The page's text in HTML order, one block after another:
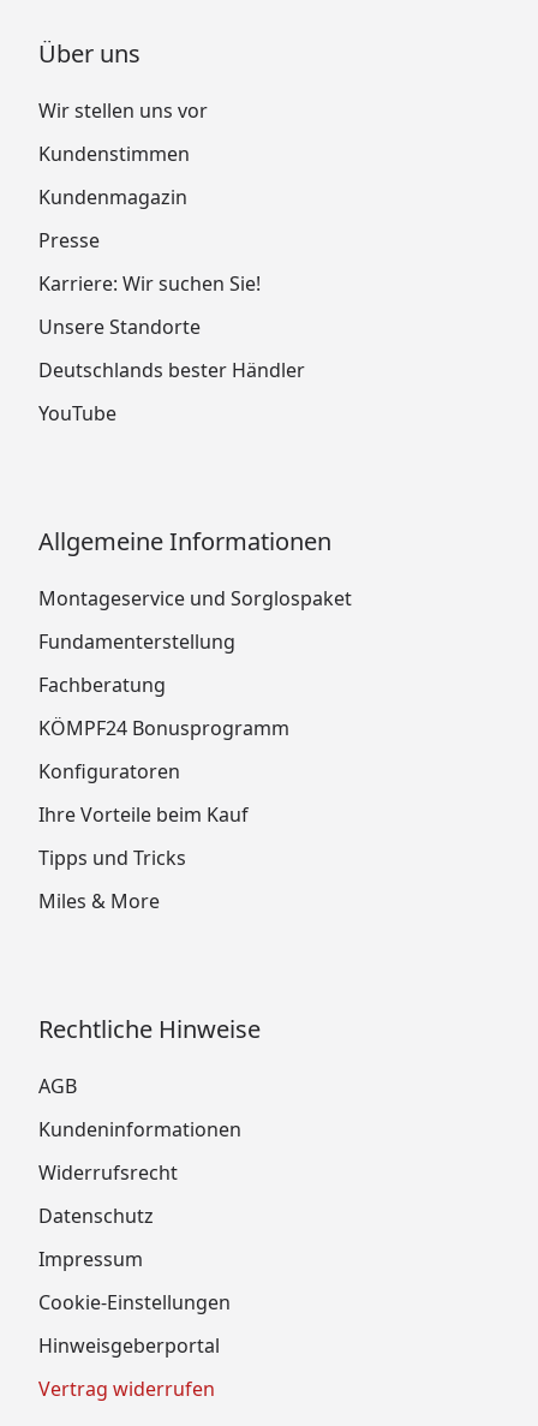
Über uns
Wir stellen uns vor
Kundenstimmen
Kundenmagazin
Presse
Karriere: Wir suchen Sie!
Unsere Standorte
Deutschlands bester Händler
YouTube
Allgemeine Informationen
Montageservice und Sorglospaket
Fundamenterstellung
Fachberatung
KÖMPF24 Bonusprogramm
Konfiguratoren
Ihre Vorteile beim Kauf
Tipps und Tricks
Miles & More
Rechtliche Hinweise
AGB
Kundeninformationen
Widerrufsrecht
Datenschutz
Impressum
Cookie-Einstellungen
Hinweisgeberportal
Vertrag widerrufen